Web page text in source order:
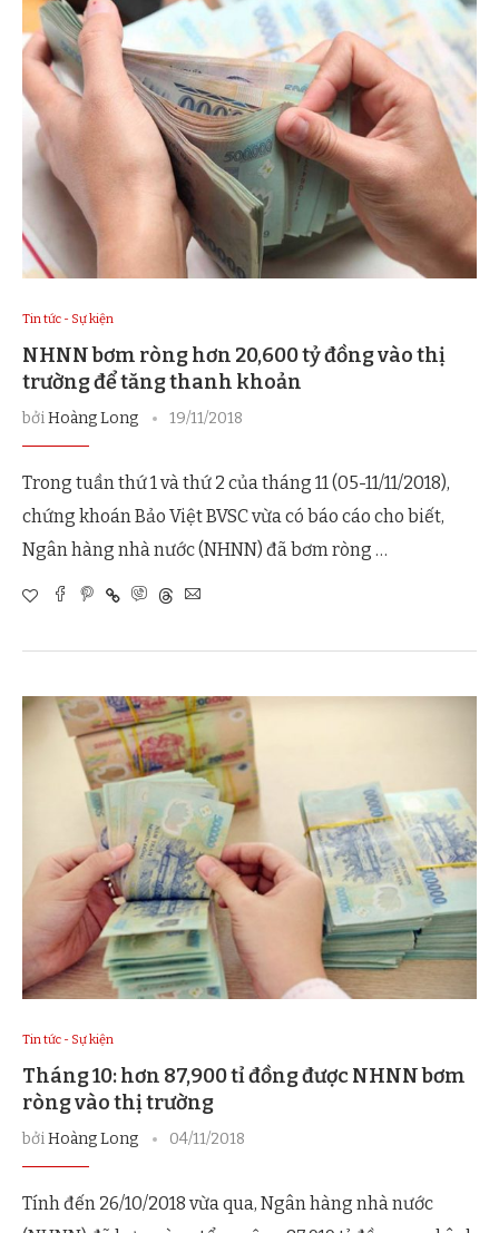
Tin tức - Sự kiện
NHNN bơm ròng hơn 20,600 tỷ đồng vào thị
trường để tăng thanh khoản
bởiHoàng Long 19/11/2018
Trong tuần thứ 1 và thứ 2 của tháng 11 (05-11/11/2018),
chứng khoán Bảo Việt BVSC vừa có báo cáo cho biết,
Ngân hàng nhà nước (NHNN) đã bơm ròng …
Tin tức - Sự kiện
Tháng 10: hơn 87,900 tỉ đồng được NHNN bơm
ròng vào thị trường
bởiHoàng Long 04/11/2018
Tính đến 26/10/2018 vừa qua, Ngân hàng nhà nước